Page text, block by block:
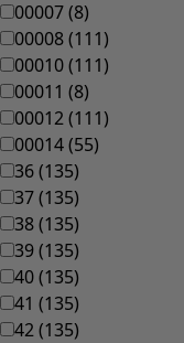
00007(8)
00008(111)
00010(111)
00011 (8)
00012(111)
00014(55)
36(135)
37(135)
38(135)
39(135)
40(135)
41 (135)
42(135)